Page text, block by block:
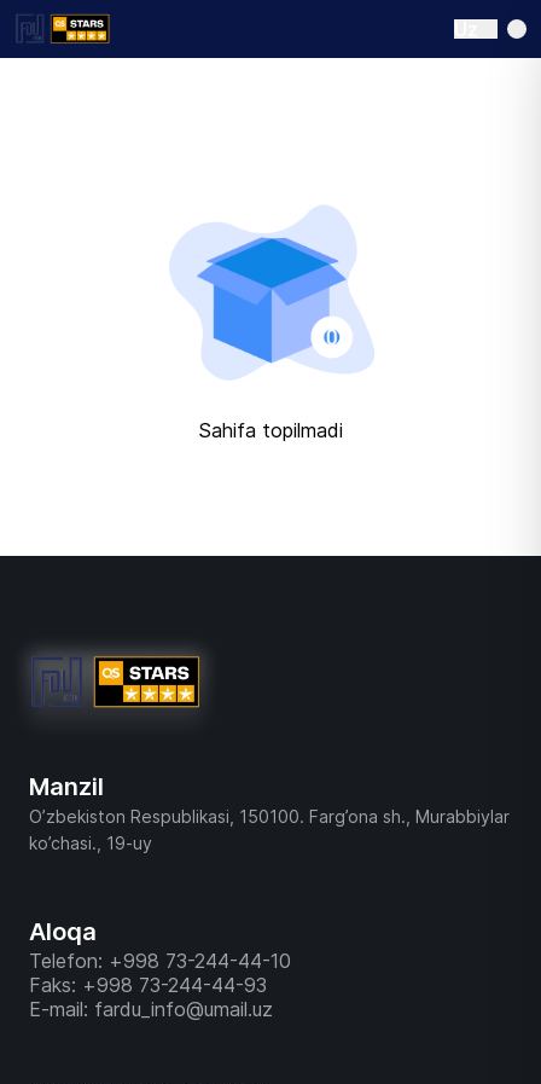
Sahifa topilmadi
Manzil
O’zbekiston Respublikasi, 150100. Farg’ona sh., Murabbiylar
ko’chasi., 19-uy
Aloqa
Telefon: +998 73-244-44-10
Faks: +998 73-244-44-93
E-mail: fardu_info@umail.uz